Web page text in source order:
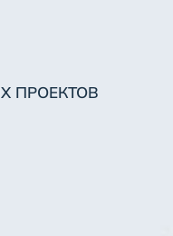
ПРОЕКТОВ